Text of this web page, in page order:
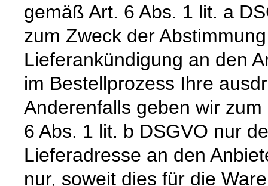
gemäß Art. 6 Abs. 1 lit. a
zum Zweck der
Lieferankündigung an den
im Bestellprozess Ihre
Anderenfalls geben wir
6 Abs. 1 lit. b DSGVO nur
Lieferadresse an den
nur, soweit dies für die